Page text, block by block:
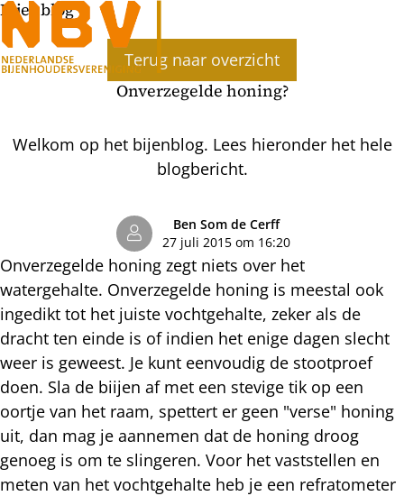
Bijenblog
Terug naar overzicht
Onverzegelde honing?
Welkom op het bijenblog. Lees hieronder het hele
blogbericht.
Ben Som de Cerff
27 juli 2015 om 16:20
Onverzegelde honing zegt niets over het
watergehalte. Onverzegelde honing is meestal ook
ingedikt tot het juiste vochtgehalte, zeker als de
dracht ten einde is of indien het enige dagen slecht
weer is geweest. Je kunt eenvoudig de stootproef
doen. Sla de biijen af met een stevige tik op een
oortje van het raam, spettert er geen "verse" honing
uit, dan mag je aannemen dat de honing droog
genoeg is om te slingeren. Voor het vaststellen en
meten van het vochtgehalte heb je een refratometer